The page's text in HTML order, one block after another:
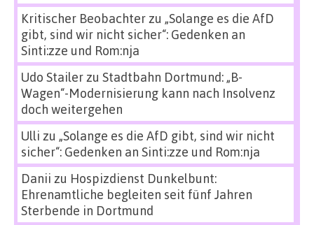
Kritischer Beobachterzu „Solange es die AfD
gibt, sind wir nicht sicher“: Gedenken an
Sinti:zze und Rom:nja
Udo Stailerzu Stadtbahn Dortmund: „B-
Wagen“-Modernisierung kann nach Insolvenz
doch weitergehen
Ulli zu „Solange es die AfD gibt, sind wir nicht
sicher“: Gedenken an Sinti:zze und Rom:nja
Danii zu Hospizdienst Dunkelbunt:
Ehrenamtliche begleiten seit fünf Jahren
Sterbende in Dortmund